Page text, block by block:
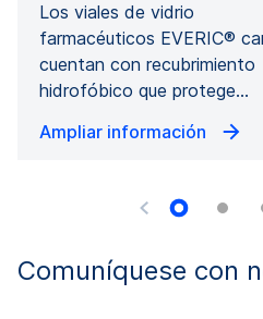
Los viales de vidrio
farmacéuticos EVERIC®
cuentan con recubrimiento
hidrofóbico que protege…
Ampliar información
Comuníquese con